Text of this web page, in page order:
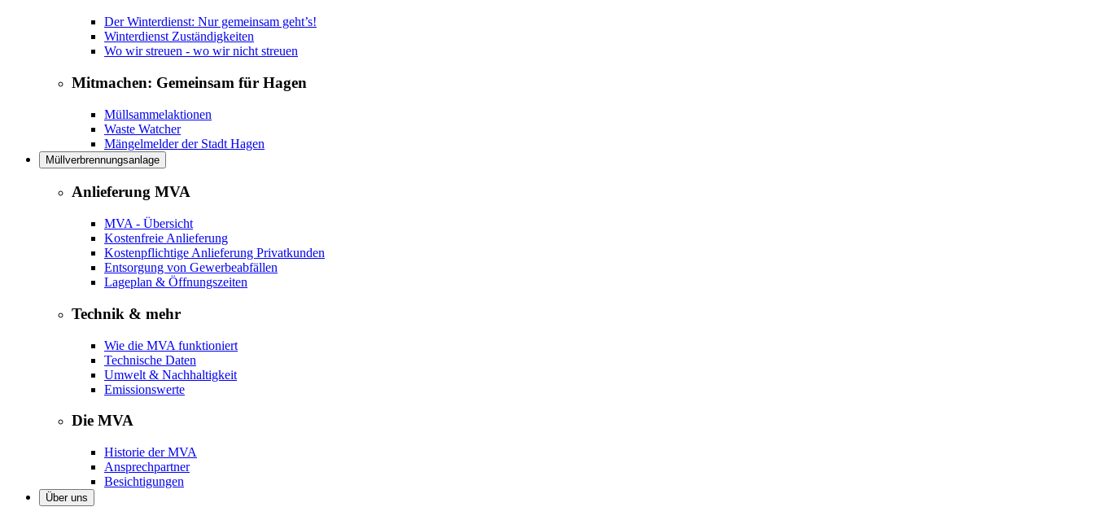
Der Winterdienst: Nur gemeinsam geht’s!
Winterdienst Zuständigkeiten
Wo wir streuen - wo wir nicht streuen
Mitmachen: Gemeinsam für Hagen
Müllsammelaktionen
Waste Watcher
Mängelmelder der Stadt Hagen
Müllverbrennungsanlage
Anlieferung MVA
MVA - Übersicht
Kostenfreie Anlieferung
Kostenpflichtige Anlieferung Privatkunden
Entsorgung von Gewerbeabfällen
Lageplan & Öffnungszeiten
Technik & mehr
Wie die MVA funktioniert
Technische Daten
Umwelt & Nachhaltigkeit
Emissionswerte
Die MVA
Historie der MVA
Ansprechpartner
Besichtigungen
Über uns